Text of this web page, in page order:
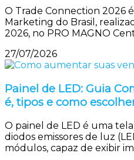
O Trade Connection 2026
Marketing do Brasil,
2026, no PRO MAGNO
27/07/2026
Painel de LED: Guia
é, tipos e como
O painel de LED é uma
diodos emissores de luz
módulos, capaz de exibir